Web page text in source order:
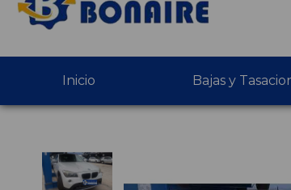
Inicio Bajas y